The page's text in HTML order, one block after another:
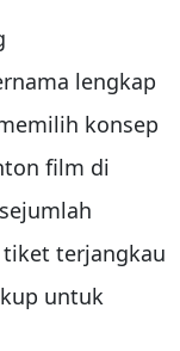
lengkap
konsep
film di
terjangkau
untuk